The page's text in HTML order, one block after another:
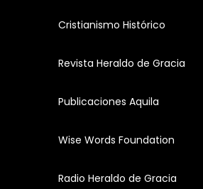
Cristianismo Histórico
Revista Heraldo de Gracia
Publicaciones Aquila
Wise Words Foundation
Radio Heraldo de Gracia